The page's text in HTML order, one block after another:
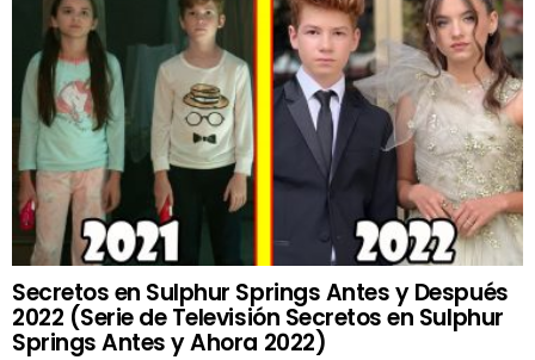
Secretos en Sulphur Springs Antes y Después
2022 (Serie de Televisión Secretos en Sulphur
Springs Antes y Ahora 2022)